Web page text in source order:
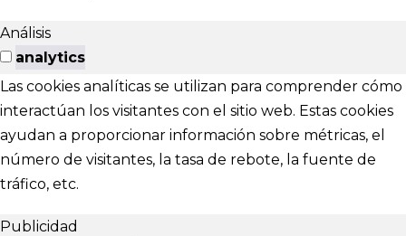
Análisis
analytics
Las cookies analíticas se utilizan para comprender cómo
interactúan los visitantes con el sitio web. Estas cookies
ayudan a proporcionar información sobre métricas, el
número de visitantes, la tasa de rebote, la fuente de
tráfico, etc.
Publicidad